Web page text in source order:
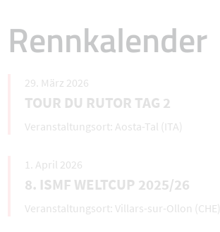
Rennkalender
29. März 2026
TOUR DU RUTOR TAG 2
Aosta-Tal (ITA)
1. April 2026
8. ISMF WELTCUP 2025/26
Villars-sur-Ollon (CHE)